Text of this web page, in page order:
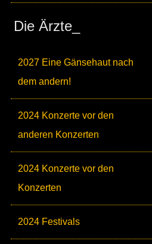
Die Ärzte_
2027 Eine Gänsehaut nach
dem andern!
2024 Konzerte vor den
anderen Konzerten
2024 Konzerte vor den
Konzerten
2024 Festivals